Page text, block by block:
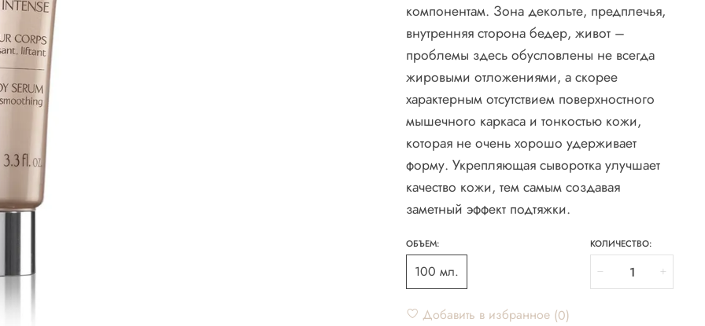
компонентам. Зона декольте, предплечья,
внутренняя сторона бедер, живот –
проблемы здесь обусловлены не всегда
жировыми отложениями, а скорее
характерным отсутствием поверхностного
мышечного каркаса и тонкостью кожи,
которая не очень хорошо удерживает
форму. Укрепляющая сыворотка улучшает
качество кожи, тем самым создавая
заметный эффект подтяжки.
ОБЪЕМ:
100 мл.
КОЛИЧЕСТВО:
Добавить в избранное 0